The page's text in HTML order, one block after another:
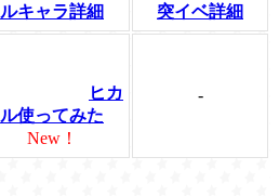
ルキャラ詳細
突イベ詳細
ヒカ
ル使ってみた
New！
-